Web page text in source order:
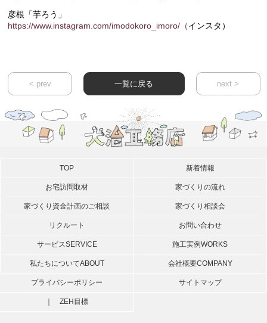
彦根「芋ろう」
https://www.instagram.com/imodokoro_imoro/（インスタ）
< prev next >
一覧に戻る
TOP 新着情報
お宅訪問取材 家づくりの流れ
家づくり資金計画のご相談 家づくり相談会
リクルート お問い合わせ
サービスSERVICE 施工実例WORKS
私たちについてABOUT 会社概要COMPANY
プライバシーポリシー サイトマップ
｜ ZEH目標